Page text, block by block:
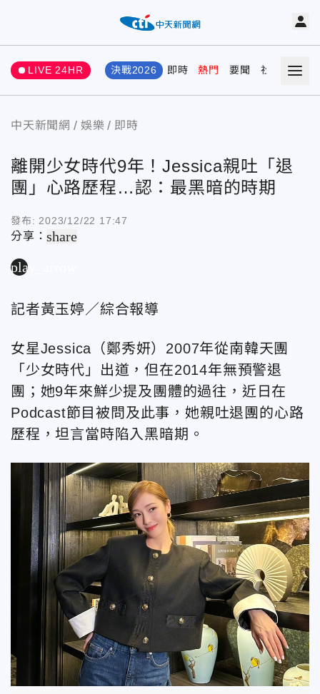
LIVE 24HR 決戰2026 即時 熱門 要聞 社會 娛樂
中天新聞網 娛樂 即時
離開少女時代9年！Jessica親吐「退
團」心路歷程…認：最黑暗的時期
發布: 2023/12/22 17:47
分享：share
play_arrow
記者黃玉婷／綜合報導
女星Jessica（鄭秀妍）2007年從南韓天團
「少女時代」出道，但在2014年無預警退
團；她9年來鮮少提及團體的過往，近日在
Podcast節目被問及此事，她親吐退團的心路
歷程，坦言當時陷入黑暗期。